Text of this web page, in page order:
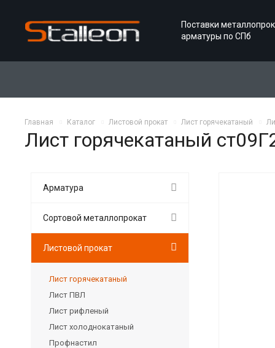
Поставки
арматуры по СПб
Главная Каталог Листовой прокат Лист горячекатаный
Лист горячекатаный
Арматура
Сортовой металлопрокат
Листовой прокат
Лист горячекатаный
Лист ПВЛ
Лист рифленый
Лист холоднокатаный
Профнастил